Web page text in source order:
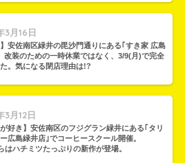
3月16日
】安佐南区緑井の毘沙門通りにある｢すき家 広島
改装のための一時休業ではなく、3/9(月)で完全
。気になる閉店理由は!?
3月12日
が好き】安佐南区のフジグラン緑井にある｢タリ
広島緑井店｣でコーヒースクール開催。
はハチミツたっぷりの新作が登場。